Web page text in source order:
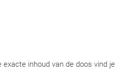
inhoud van de doos vind je